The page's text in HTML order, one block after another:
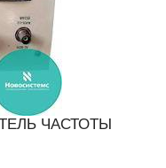
ЧАСТОТЫ